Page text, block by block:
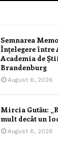
Semnarea
Înțelegere între
Academia de
Brandenburg
August 6, 2026
Mircia Gutău:
mult decât un
August 6, 2026